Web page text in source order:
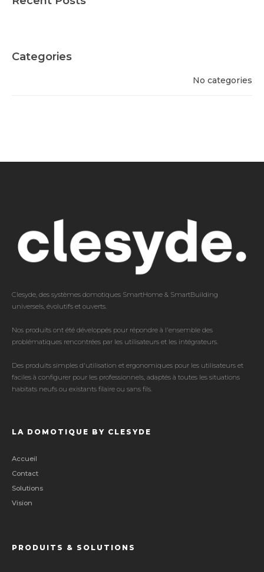
Categories
No categories
Clesyde, des systèmes domotiques SmartHome & SmartBuilding
universels, évolutifs et ouverts.
Nos produits ont été développés pour répondre à l'ensemble des
problématiques rencontrées par les utilisateurs et les intégrateurs.
Des produits simples d'utilisation et ergonomiques pour les utilisateurs et
faciles à configurer pour les professionnels, adaptés à toutes les situations
habitats neufs ou existants filaire ou sans fils.
LA DOMOTIQUE BY CLESYDE
Accueil
Contact
Solutions
Vision
PRODUITS & SOLUTIONS